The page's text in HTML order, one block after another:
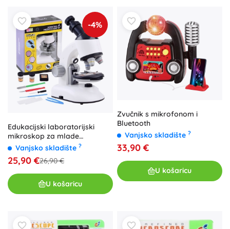
-4%
Edukacijski laboratorijski
mikroskop za mlade
znanstvenike – Mikroskop
Vanjsko skladište ?
25,90 €26,90 €
U košaricu
Zvučnik s mikrofonom i
Bluetooth
Vanjsko skladište ?
33,90 €
U košaricu